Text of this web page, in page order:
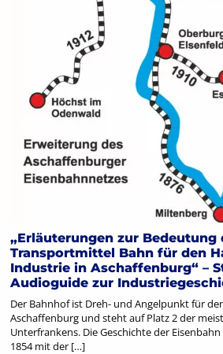
„Erläuterungen zur Bedeutung
Transportmittel Bahn für den
Industrie in Aschaffenburg“ –
Audioguide zur
Der Bahnhof ist Dreh- und Angelpunkt für
Aschaffenburg und steht auf Platz 2 der
Unterfrankens. Die Geschichte der
1854 mit der […]